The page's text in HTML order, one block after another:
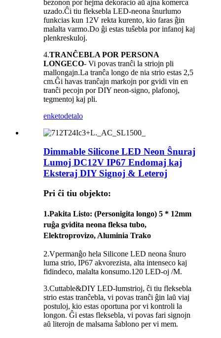
bezonon por hejma dekoracio aŭ ajna komerca
uzado.Ĉi tiu fleksebla LED-neona ŝnurlumo
funkcias kun 12V rekta kurento, kio faras ĝin
malalta varmo.Do ĝi estas tuŝebla por infanoj kaj
plenkreskuloj.
4.TRANĈEBLA POR PERSONA
LONGECO- Vi povas tranĉi la striojn pli
mallongajn.La tranĉa longo de nia strio estas 2,5
cm.Ĝi havas tranĉajn markojn por gvidi vin en
tranĉi pecojn por DIY neon-signo, plafonoj,
tegmentoj kaj pli.
enketodetalo
Dimmable Silicone LED Neon Ŝnuraj
Lumoj DC12V IP67 Endomaj kaj
Eksteraj DIY Signoj & Leteroj
Pri ĉi tiu objekto:
1.Pakita Listo: (Personigita longo) 5 * 12mm
ruĝa gvidita neona fleksa tubo,
Elektroprovizo, Aluminia Trako
2.Vpermanĝo hela Silicone LED neona ŝnuro
luma strio, IP67 akvorezista, alta intenseco kaj
fidindeco, malalta konsumo.120 LED-oj /M.
3.Cuttable&DIY LED-lumstrioj, ĉi tiu fleksebla
strio estas tranĉebla, vi povas tranĉi ĝin laŭ viaj
postuloj, kio estas oportuna por vi kontroli la
longon. Ĝi estas fleksebla, vi povas fari signojn
aŭ literojn de malsama ŝablono per vi mem.